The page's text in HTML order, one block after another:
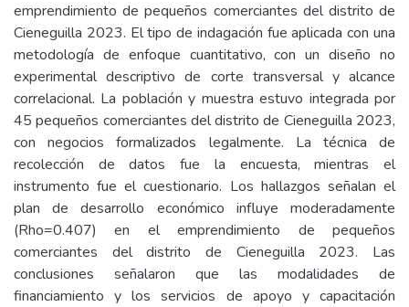
emprendimiento de pequeños comerciantes del distrito de
Cieneguilla 2023. El tipo de indagación fue aplicada con una
metodología de enfoque cuantitativo, con un diseño no
experimental descriptivo de corte transversal y alcance
correlacional. La población y muestra estuvo integrada por
45 pequeños comerciantes del distrito de Cieneguilla 2023,
con negocios formalizados legalmente. La técnica de
recolección de datos fue la encuesta, mientras el
instrumento fue el cuestionario. Los hallazgos señalan el
plan de desarrollo económico influye moderadamente
(Rho=0.407) en el emprendimiento de pequeños
comerciantes del distrito de Cieneguilla 2023. Las
conclusiones señalaron que las modalidades de
financiamiento y los servicios de apoyo y capacitación